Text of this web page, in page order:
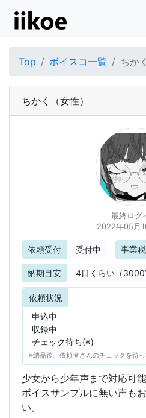
Top ボイスコ一覧 ちかく
ちかく （女性）
最終ログ
2022年05月
依頼受付 受付中 事業
納期目安 4日くらい（3000
依頼状況
申込中
収録中
チェック待ち(※)
※納品後、依頼者さんのチェックを待
少女から少年声まで対応可能
ボイスサンプルに無い声も
い。